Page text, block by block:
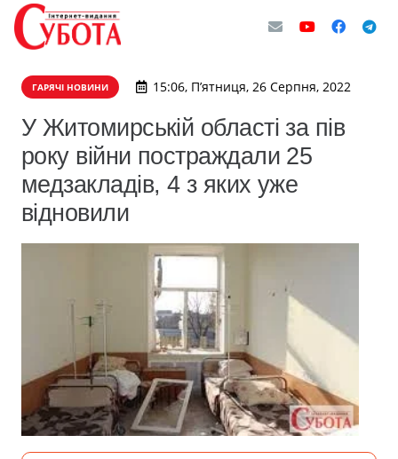
ГАРЯЧІ НОВИНИ 15:06, П’ятниця, 26 Серпня, 2022
У Житомирській області за пів
року війни постраждали 25
медзакладів, 4 з яких уже
відновили